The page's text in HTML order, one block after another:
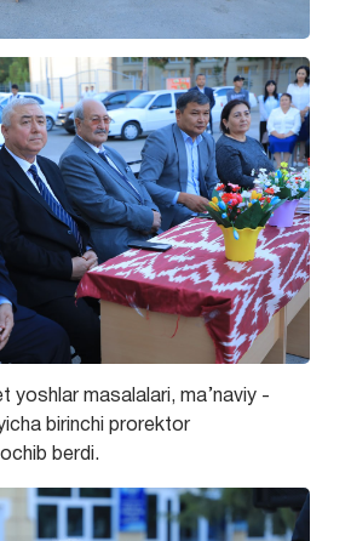
yoshlar masalalari, ma’naviy -
birinchi prorektor
berdi.